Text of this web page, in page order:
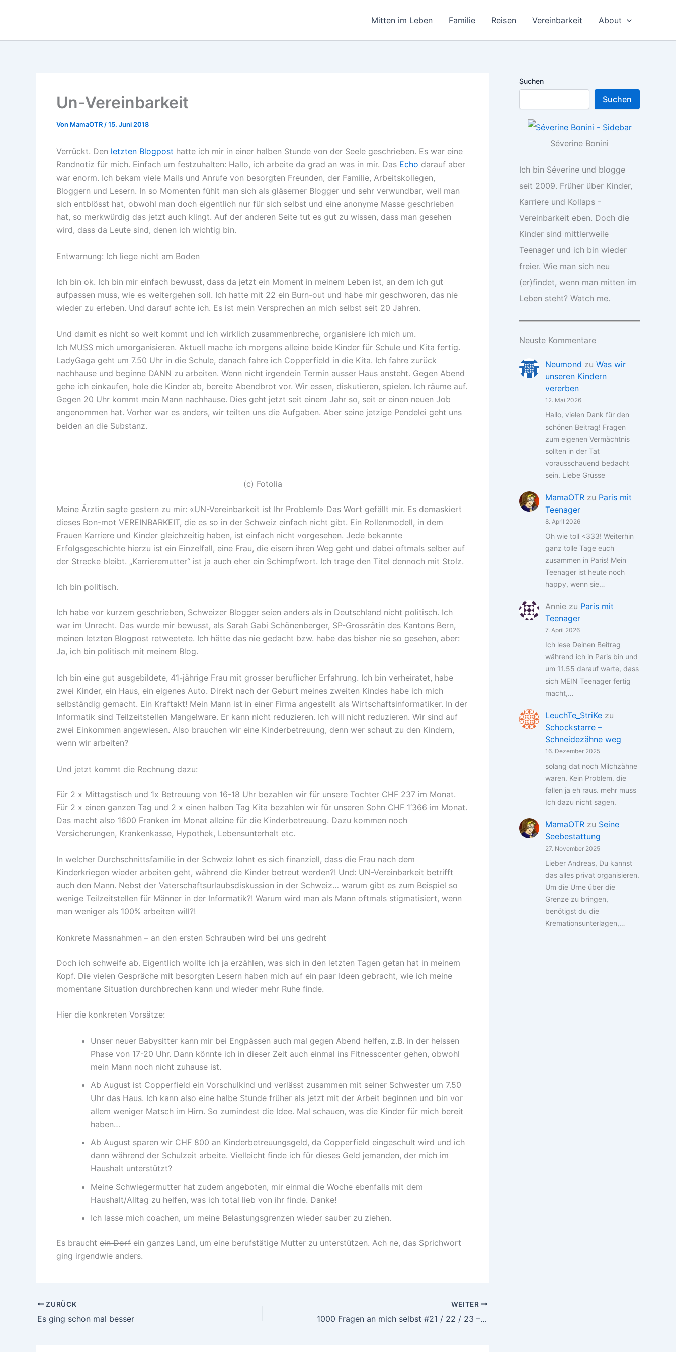
Mitten im Leben Familie Reisen Vereinbarkeit About
Un-Vereinbarkeit
Von MamaOTR /15. Juni 2018
Verrückt. Den letzten Blogpost hatte ich mir in einer halben Stunde von der Seele geschrieben. Es war eine
Randnotiz für mich. Einfach um festzuhalten: Hallo, ich arbeite da grad an was in mir. Das Echo darauf aber
war enorm. Ich bekam viele Mails und Anrufe von besorgten Freunden, der Familie, Arbeitskollegen,
Bloggern und Lesern. In so Momenten fühlt man sich als gläserner Blogger und sehr verwundbar, weil man
sich entblösst hat, obwohl man doch eigentlich nur für sich selbst und eine anonyme Masse geschrieben
hat, so merkwürdig das jetzt auch klingt. Auf der anderen Seite tut es gut zu wissen, dass man gesehen
wird, dass da Leute sind, denen ich wichtig bin.
Entwarnung: Ich liege nicht am Boden
Ich bin ok. Ich bin mir einfach bewusst, dass da jetzt ein Moment in meinem Leben ist, an dem ich gut
aufpassen muss, wie es weitergehen soll. Ich hatte mit 22 ein Burn-out und habe mir geschworen, das nie
wieder zu erleben. Und darauf achte ich. Es ist mein Versprechen an mich selbst seit 20 Jahren.
Und damit es nicht so weit kommt und ich wirklich zusammenbreche, organisiere ich mich um.
Ich MUSS mich umorganisieren. Aktuell mache ich morgens alleine beide Kinder für Schule und Kita fertig.
LadyGaga geht um 7.50 Uhr in die Schule, danach fahre ich Copperfield in die Kita. Ich fahre zurück
nachhause und beginne DANN zu arbeiten. Wenn nicht irgendein Termin ausser Haus ansteht. Gegen Abend
gehe ich einkaufen, hole die Kinder ab, bereite Abendbrot vor. Wir essen, diskutieren, spielen. Ich räume auf.
Gegen 20 Uhr kommt mein Mann nachhause. Dies geht jetzt seit einem Jahr so, seit er einen neuen Job
angenommen hat. Vorher war es anders, wir teilten uns die Aufgaben. Aber seine jetzige Pendelei geht uns
beiden an die Substanz.
(c) Fotolia
Meine Ärztin sagte gestern zu mir: «UN-Vereinbarkeit ist Ihr Problem!» Das Wort gefällt mir. Es demaskiert
dieses Bon-mot VEREINBARKEIT, die es so in der Schweiz einfach nicht gibt. Ein Rollenmodell, in dem
Frauen Karriere und Kinder gleichzeitig haben, ist einfach nicht vorgesehen. Jede bekannte
Erfolgsgeschichte hierzu ist ein Einzelfall, eine Frau, die eisern ihren Weg geht und dabei oftmals selber auf
der Strecke bleibt. „Karrieremutter“ ist ja auch eher ein Schimpfwort. Ich trage den Titel dennoch mit Stolz.
Ich bin politisch.
Ich habe vor kurzem geschrieben, Schweizer Blogger seien anders als in Deutschland nicht politisch. Ich
war im Unrecht. Das wurde mir bewusst, als Sarah Gabi Schönenberger, SP-Grossrätin des Kantons Bern,
meinen letzten Blogpost retweetete. Ich hätte das nie gedacht bzw. habe das bisher nie so gesehen, aber:
Ja, ich bin politisch mit meinem Blog.
Ich bin eine gut ausgebildete, 41-jährige Frau mit grosser beruflicher Erfahrung. Ich bin verheiratet, habe
zwei Kinder, ein Haus, ein eigenes Auto. Direkt nach der Geburt meines zweiten Kindes habe ich mich
selbständig gemacht. Ein Kraftakt! Mein Mann ist in einer Firma angestellt als Wirtschaftsinformatiker. In der
Informatik sind Teilzeitstellen Mangelware. Er kann nicht reduzieren. Ich will nicht reduzieren. Wir sind auf
zwei Einkommen angewiesen. Also brauchen wir eine Kinderbetreuung, denn wer schaut zu den Kindern,
wenn wir arbeiten?
Und jetzt kommt die Rechnung dazu:
Für 2 x Mittagstisch und 1x Betreuung von 16-18 Uhr bezahlen wir für unsere Tochter CHF 237 im Monat.
Für 2 x einen ganzen Tag und 2 x einen halben Tag Kita bezahlen wir für unseren Sohn CHF 1‘366 im Monat.
Das macht also 1600 Franken im Monat alleine für die Kinderbetreuung. Dazu kommen noch
Versicherungen, Krankenkasse, Hypothek, Lebensunterhalt etc.
In welcher Durchschnittsfamilie in der Schweiz lohnt es sich finanziell, dass die Frau nach dem
Kinderkriegen wieder arbeiten geht, während die Kinder betreut werden?! Und: UN-Vereinbarkeit betrifft
auch den Mann. Nebst der Vaterschaftsurlaubsdiskussion in der Schweiz… warum gibt es zum Beispiel so
wenige Teilzeitstellen für Männer in der Informatik?! Warum wird man als Mann oftmals stigmatisiert, wenn
man weniger als 100% arbeiten will?!
Konkrete Massnahmen – an den ersten Schrauben wird bei uns gedreht
Doch ich schweife ab. Eigentlich wollte ich ja erzählen, was sich in den letzten Tagen getan hat in meinem
Kopf. Die vielen Gespräche mit besorgten Lesern haben mich auf ein paar Ideen gebracht, wie ich meine
momentane Situation durchbrechen kann und wieder mehr Ruhe finde.
Hier die konkreten Vorsätze:
Unser neuer Babysitter kann mir bei Engpässen auch mal gegen Abend helfen, z.B. in der heissen
Phase von 17-20 Uhr. Dann könnte ich in dieser Zeit auch einmal ins Fitnesscenter gehen, obwohl
mein Mann noch nicht zuhause ist.
Ab August ist Copperfield ein Vorschulkind und verlässt zusammen mit seiner Schwester um 7.50
Uhr das Haus. Ich kann also eine halbe Stunde früher als jetzt mit der Arbeit beginnen und bin vor
allem weniger Matsch im Hirn. So zumindest die Idee. Mal schauen, was die Kinder für mich bereit
haben…
Ab August sparen wir CHF 800 an Kinderbetreuungsgeld, da Copperfield eingeschult wird und ich
dann während der Schulzeit arbeite. Vielleicht finde ich für dieses Geld jemanden, der mich im
Haushalt unterstützt?
Meine Schwiegermutter hat zudem angeboten, mir einmal die Woche ebenfalls mit dem
Haushalt/Alltag zu helfen, was ich total lieb von ihr finde. Danke!
Ich lasse mich coachen, um meine Belastungsgrenzen wieder sauber zu ziehen.
Es braucht ein Dorf ein ganzes Land, um eine berufstätige Mutter zu unterstützen. Ach ne, das Sprichwort
ging irgendwie anders.
ZURÜCK
Es ging schon mal besser
WEITER
1000 Fragen an mich selbst #21 / 22 / 23 – Ich war am Ende der Welt
Suchen
Suchen
Séverine Bonini
Ich bin Séverine und blogge
seit 2009. Früher über Kinder,
Karriere und Kollaps -
Vereinbarkeit eben. Doch die
Kinder sind mittlerweile
Teenager und ich bin wieder
freier. Wie man sich neu
(er)findet, wenn man mitten im
Leben steht? Watch me.
Neuste Kommentare
Neumond zu Was wir
unseren Kindern
vererben
12. Mai 2026
Hallo, vielen Dank für den
schönen Beitrag! Fragen
zum eigenen Vermächtnis
sollten in der Tat
vorausschauend bedacht
sein. Liebe Grüsse
MamaOTR zu Paris mit
Teenager
8. April 2026
Oh wie toll <333! Weiterhin
ganz tolle Tage euch
zusammen in Paris! Mein
Teenager ist heute noch
happy, wenn sie…
Annie zu Paris mit
Teenager
7. April 2026
Ich lese Deinen Beitrag
während ich in Paris bin und
um 11.55 darauf warte, dass
sich MEIN Teenager fertig
macht,…
LeuchTe_StriKe zu
Schockstarre –
Schneidezähne weg
16. Dezember 2025
solang dat noch Milchzähne
waren. Kein Problem. die
fallen ja eh raus. mehr muss
Ich dazu nicht sagen.
MamaOTR zu Seine
Seebestattung
27. November 2025
Lieber Andreas, Du kannst
das alles privat organisieren.
Um die Urne über die
Grenze zu bringen,
benötigst du die
Kremationsunterlagen,…